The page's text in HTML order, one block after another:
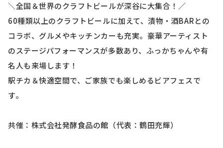
＼全国＆世界のクラフトビールが深谷に大集合！／
60種類以上のクラフトビールに加えて、漬物・酒BARとの
コラボ、グルメやキッチンカーも充実。豪華アーティスト
のステージパフォーマンスが多数あり、ふっかちゃんや有
名人も来場します！
駅チカ＆快適空間で、ご家族でも楽しめるビアフェスで
す。
共催：株式会社発酵食品の館（代表：鶴田充輝）